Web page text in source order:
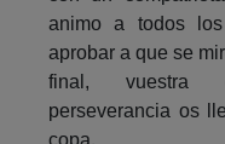
animo a todos
aprobar a que se
final, vuestra
perseverancia os
copa.